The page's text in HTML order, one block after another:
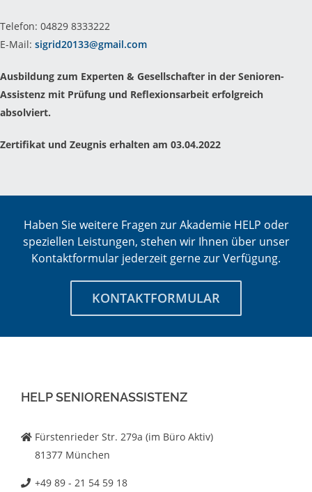
Telefon: 04829 8333222
E-Mail: sigrid20133@gmail.com
Ausbildung zum Experten & Gesellschafter in der Senioren-
Assistenz mit Prüfung und Reflexionsarbeit erfolgreich
absolviert.
Zertifikat und Zeugnis erhalten am 03.04.2022
Haben Sie weitere Fragen zur Akademie HELP oder
speziellen Leistungen, stehen wir Ihnen über unser
Kontaktformular jederzeit gerne zur Verfügung.
KONTAKTFORMULAR
HELP SENIORENASSISTENZ
Fürstenrieder Str. 279a (im Büro Aktiv)
81377 München
+49 89 - 21 54 59 18